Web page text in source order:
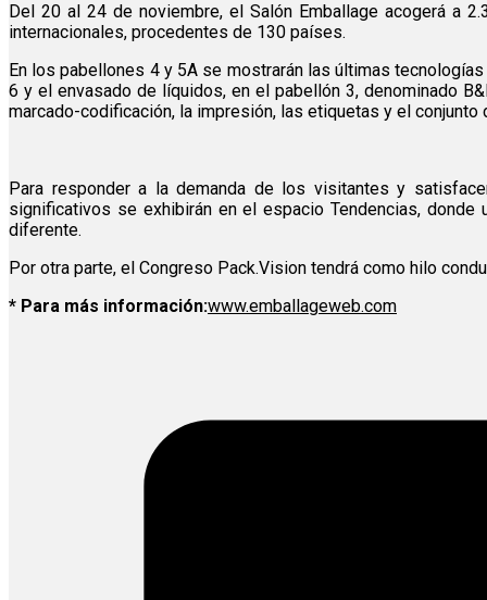
Del 20 al 24 de noviembre, el Salón Emballage acogerá a
internacionales, procedentes de 130 países.
En los pabellones 4 y 5A se mostrarán las últimas
6 y el envasado de líquidos, en el pabellón 3, denominado
marcado-codificación, la impresión, las etiquetas y el
Para responder a la demanda de los visitantes y
significativos se exhibirán en el espacio Tendencias,
diferente.
Por otra parte, el Congreso Pack.Vision tendrá como hilo
* Para más información:www.emballageweb.com